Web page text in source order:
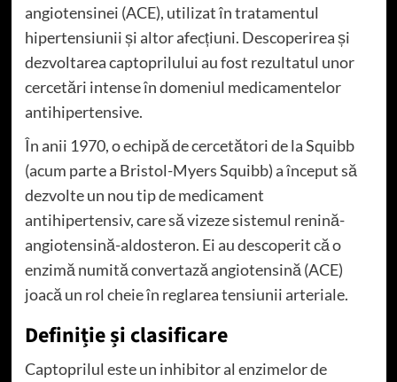
angiotensinei (ACE), utilizat în tratamentul
hipertensiunii și altor afecțiuni. Descoperirea și
dezvoltarea captoprilului au fost rezultatul unor
cercetări intense în domeniul medicamentelor
antihipertensive.
În anii 1970, o echipă de cercetători de la Squibb
(acum parte a Bristol-Myers Squibb) a început să
dezvolte un nou tip de medicament
antihipertensiv, care să vizeze sistemul renină-
angiotensină-aldosteron. Ei au descoperit că o
enzimă numită convertază angiotensină (ACE)
joacă un rol cheie în reglarea tensiunii arteriale.
Definiție și clasificare
Captoprilul este un inhibitor al enzimelor de